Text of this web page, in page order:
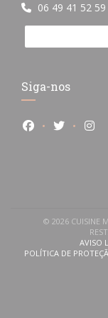
06 49 41 52 59
Siga-nos
Facebook
Twitter
© 2026 CUISINE
AVISO
POLÍTICA DE